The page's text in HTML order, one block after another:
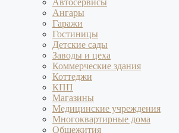
Автосервисы
Ангары
Гаражи
Гостиницы
Детские сады
Заводы и цеха
Коммерческие здания
Коттеджи
КПП
Магазины
Медицинские учреждения
Многоквартирные дома
Общежития